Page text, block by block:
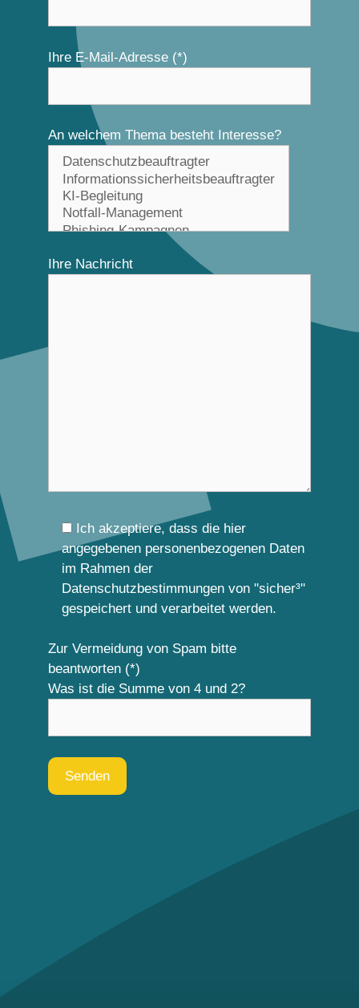
Ihre E-Mail-Adresse (*)
An welchem Thema besteht Interesse?
Ihre Nachricht
Ich akzeptiere, dass die hier
angegebenen personenbezogenen Daten
im Rahmen der
Datenschutzbestimmungen von "sicher³"
gespeichert und verarbeitet werden.
Zur Vermeidung von Spam bitte
beantworten (*)
Was ist die Summe von 4 und 2?